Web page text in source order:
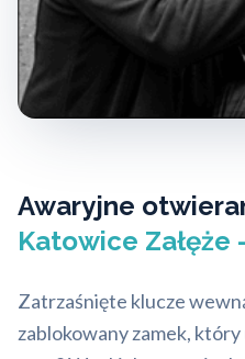
Awaryjne
Katowice Załęże
Zatrzaśnięte klucze
zablokowany zamek,